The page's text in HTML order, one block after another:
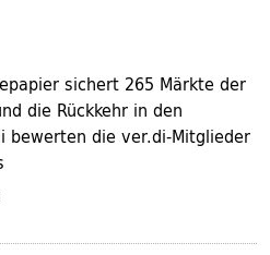
sichert 265 Märkte der
die Rückkehr in den
bewerten die ver.di-Mitglieder